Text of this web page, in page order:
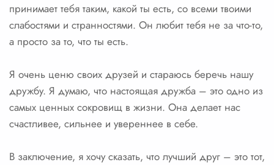
принимает тебя таким, какой ты есть, со всеми твоими
слабостями и странностями. Он любит тебя не за что-то,
а просто за то, что ты есть.
Я очень ценю своих друзей и стараюсь беречь нашу
дружбу. Я думаю, что настоящая дружба – это одно из
самых ценных сокровищ в жизни. Она делает нас
счастливее, сильнее и увереннее в себе.
В заключение, я хочу сказать, что лучший друг – это тот,